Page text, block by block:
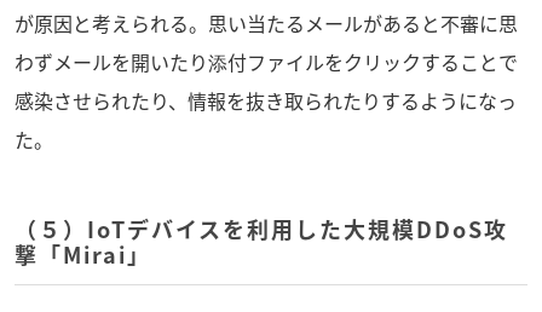
が原因と考えられる。思い当たるメールがあると不審に思
わずメールを開いたり添付ファイルをクリックすることで
感染させられたり、情報を抜き取られたりするようになっ
た。
（５）IoTデバイスを利用した大規模DDoS攻
撃「Mirai」